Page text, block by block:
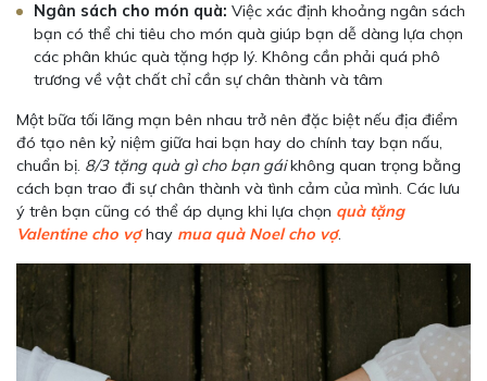
Ngân sách cho món quà: Việc xác định khoảng ngân sách
bạn có thể chi tiêu cho món quà giúp bạn dễ dàng lựa chọn
các phân khúc quà tặng hợp lý. Không cần phải quá phô
trương về vật chất chỉ cần sự chân thành và tâm
Một bữa tối lãng mạn bên nhau trở nên đặc biệt nếu địa điểm
đó tạo nên kỷ niệm giữa hai bạn hay do chính tay bạn nấu,
chuẩn bị. 8/3 tặng quà gì cho bạn gáikhông quan trọng bằng
cách bạn trao đi sự chân thành và tình cảm của mình. Các lưu
ý trên bạn cũng có thể áp dụng khi lựa chọn quà tặng
Valentine cho vợhay mua quà Noel cho vợ.